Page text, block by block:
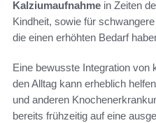
Kalziumaufnahme in Zeiten
Kindheit, sowie für
die einen erhöhten Bedarf
Eine bewusste Integration von
den Alltag kann erheblich
und anderen
bereits frühzeitig auf eine